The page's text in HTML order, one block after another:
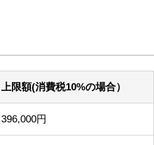
上限額(消費税10%の場合）
396,000円